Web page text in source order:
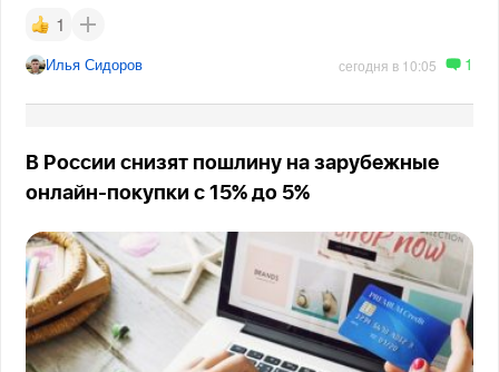
1
Илья Сидоров сегодня в 10:05 1
В России снизят пошлину на зарубежные
онлайн-покупки с 15% до 5%